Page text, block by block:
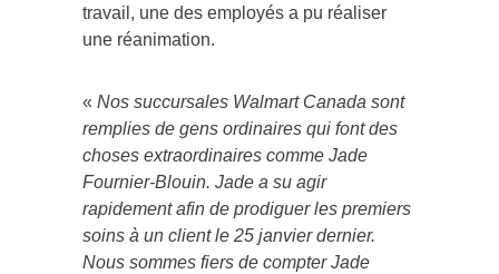
travail, une des employés a pu réaliser
une réanimation.
« Nos succursales Walmart Canada sont
remplies de gens ordinaires qui font des
choses extraordinaires comme Jade
Fournier-Blouin. Jade a su agir
rapidement afin de prodiguer les premiers
soins à un client le 25 janvier dernier.
Nous sommes fiers de compter Jade